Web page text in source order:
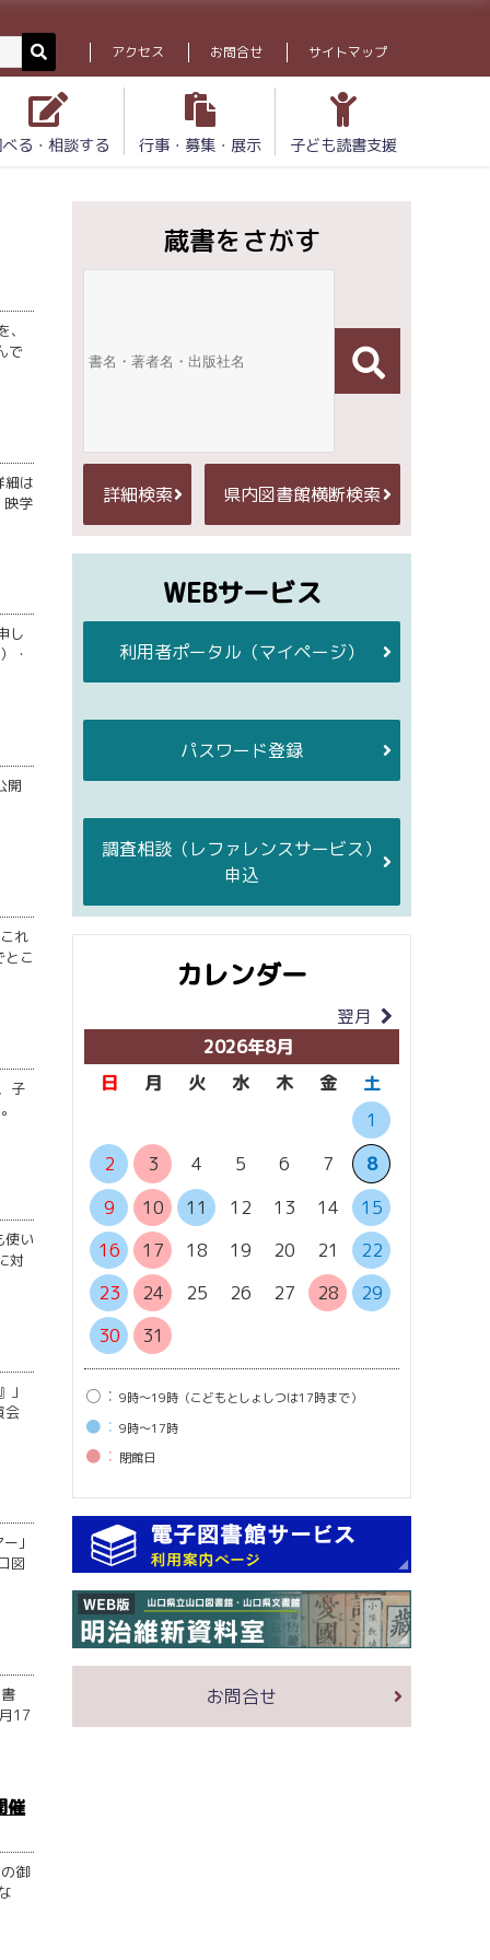
アクセス お問合せ サイトマップ
る・相談する 行事・募集・展示 子ども読書支援
で
細は
映学
し
・
開
れ
こ
子
使い
対
」
会
｣
図
17
催
御
蔵書をさがす
詳細検索 県内図書館横断検索
WEBサービス
利用者ポータル （マイページ）
パスワード登録
調査相談 （レファレンスサービス）
申込
カレンダー
翌月
2026年8月
日
月 火 水 木 金
土
1
2
3 4 5 6 7
8
9
10 11 12 13 14
15
16
17 18 19 20 21
22
23
24 25 26 27 28
29
30
31
○： 9時〜19時（こどもとしょしつは17時まで）
●： 9時〜17時
●： 閉館⽇
お問合せ